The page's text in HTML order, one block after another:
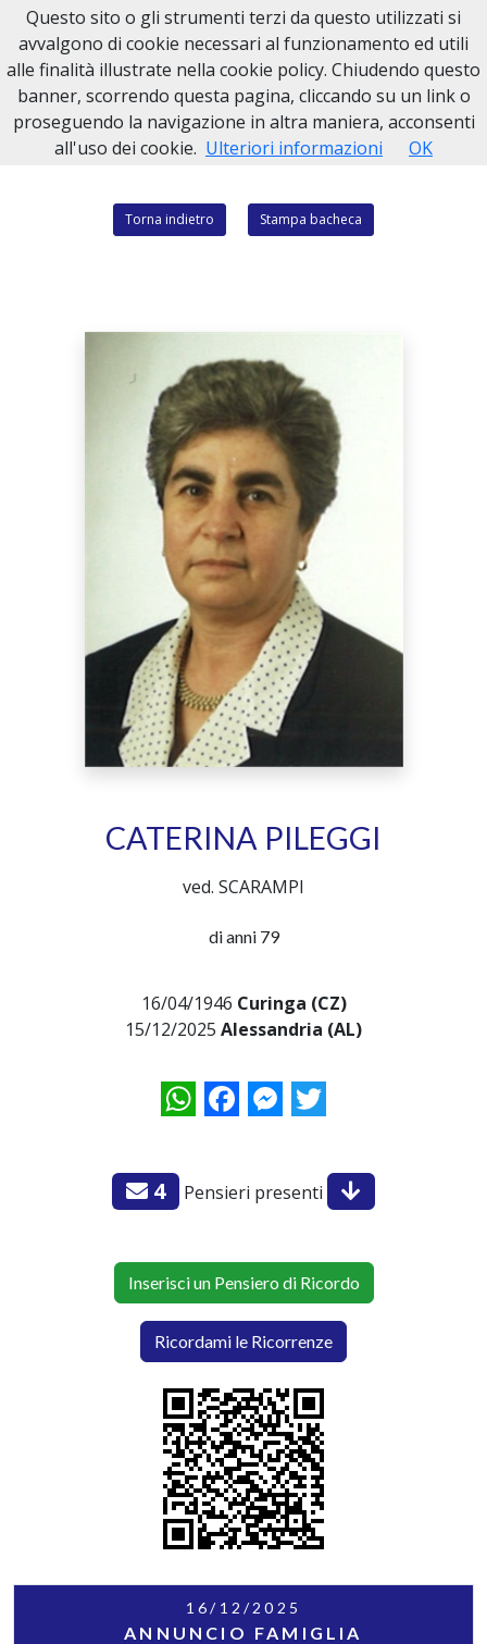
Necrologi Baldovino
Home Italia AL Bistagno CATERINA PILEGGI
Torna indietro Stampa bacheca
CATERINA PILEGGI
ved. SCARAMPI
di anni 79
16/04/1946 Curinga (CZ)
15/12/2025 Alessandria (AL)
WhatsAppFacebookMessenger
Twitter
4 Pensieri presenti
Inserisci un Pensiero di Ricordo
Ricordami le Ricorrenze
16/12/2025
ANNUNCIO FAMIGLIA
Questo sito o gli strumenti terzi da questo utilizzati si
avvalgono di cookie necessari al funzionamento ed utili
alle finalità illustrate nella cookie policy. Chiudendo questo
banner, scorrendo questa pagina, cliccando su un link o
proseguendo la navigazione in altra maniera, acconsenti
all'uso dei cookie. Ulteriori informazioni OK